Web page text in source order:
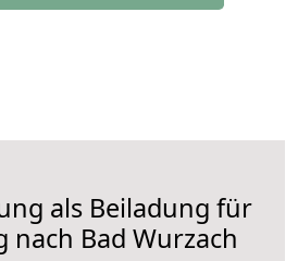
als Beiladung für
nach Bad Wurzach